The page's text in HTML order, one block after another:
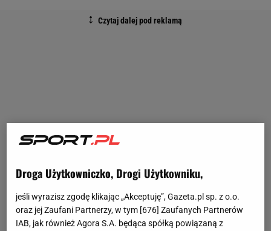
Droga Użytkowniczko, Drogi Użytkowniku,
jeśli wyrazisz zgodę klikając „Akceptuję”, Gazeta.pl sp. z o.o.
oraz jej Zaufani Partnerzy, w tym [676] Zaufanych Partnerów
IAB, jak również Agora S.A. będąca spółką powiązaną z